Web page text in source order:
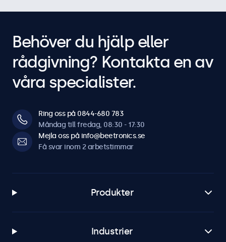
Behöver du hjälp eller
rådgivning? Kontakta en av
våra specialister.
Ring oss på 0844-680 783
Måndag till fredag, 08:30 - 17:30
Mejla oss på info@beetronics.se
Få svar inom 2 arbetstimmar
Produkter
Industrier